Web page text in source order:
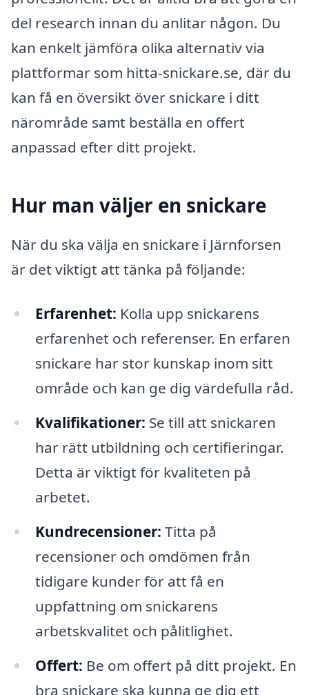
del research innan du anlitar någon. Du
kan enkelt jämföra olika alternativ via
plattformar som hitta-snickare.se, där du
kan få en översikt över snickare i ditt
närområde samt beställa en offert
anpassad efter ditt projekt.
Hur man väljer en snickare
När du ska välja en snickare i Järnforsen
är det viktigt att tänka på följande:
Erfarenhet: Kolla upp snickarens
erfarenhet och referenser. En erfaren
snickare har stor kunskap inom sitt
område och kan ge dig värdefulla råd.
Kvalifikationer: Se till att snickaren
har rätt utbildning och certifieringar.
Detta är viktigt för kvaliteten på
arbetet.
Kundrecensioner: Titta på
recensioner och omdömen från
tidigare kunder för att få en
uppfattning om snickarens
arbetskvalitet och pålitlighet.
Offert: Be om offert på ditt projekt. En
bra snickare ska kunna ge dig ett